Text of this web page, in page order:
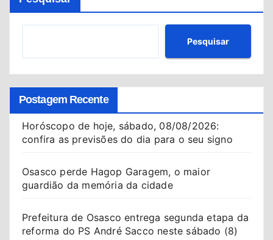
Pesquisar
Postagem Recente
Horóscopo de hoje, sábado, 08/08/2026:
confira as previsões do dia para o seu signo
Osasco perde Hagop Garagem, o maior
guardião da memória da cidade
Prefeitura de Osasco entrega segunda etapa da
reforma do PS André Sacco neste sábado (8)